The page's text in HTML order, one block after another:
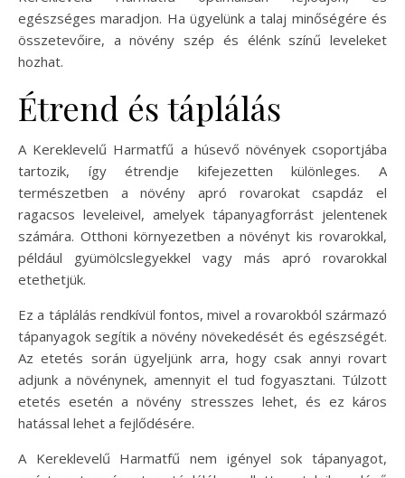
egészséges maradjon. Ha ügyelünk a talaj minőségére és
összetevőire, a növény szép és élénk színű leveleket
hozhat.
Étrend és táplálás
A Kereklevelű Harmatfű a húsevő növények csoportjába
tartozik, így étrendje kifejezetten különleges. A
természetben a növény apró rovarokat csapdáz el
ragacsos leveleivel, amelyek tápanyagforrást jelentenek
számára. Otthoni környezetben a növényt kis rovarokkal,
például gyümölcslegyekkel vagy más apró rovarokkal
etethetjük.
Ez a táplálás rendkívül fontos, mivel a rovarokból származó
tápanyagok segítik a növény növekedését és egészségét.
Az etetés során ügyeljünk arra, hogy csak annyi rovart
adjunk a növénynek, amennyit el tud fogyasztani. Túlzott
etetés esetén a növény stresszes lehet, és ez káros
hatással lehet a fejlődésére.
A Kereklevelű Harmatfű nem igényel sok tápanyagot,